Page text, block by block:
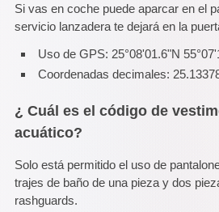
Si vas en coche puede aparcar en el
servicio lanzadera te dejará en la
Uso de GPS: 25°08'01.6"N
Coordenadas decimales:
¿ Cuál es el código de
acuático?
Solo está permitido el uso de
trajes de baño de una pieza y dos
rashguards.